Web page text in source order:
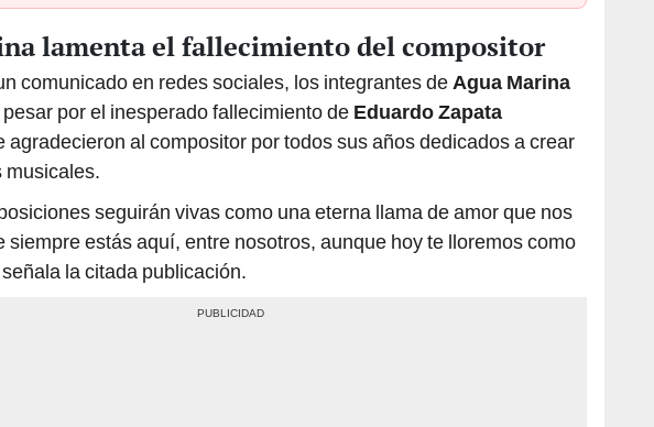
lamenta el fallecimiento del compositor
comunicado en redes sociales, los integrantes de Agua Marina
por el inesperado fallecimiento de Eduardo Zapata
agradecieron al compositor por todos sus años dedicados a crear
musicales.
seguirán vivas como una eterna llama de amor que nos
siempre estás aquí, entre nosotros, aunque hoy te lloremos como
la citada publicación.